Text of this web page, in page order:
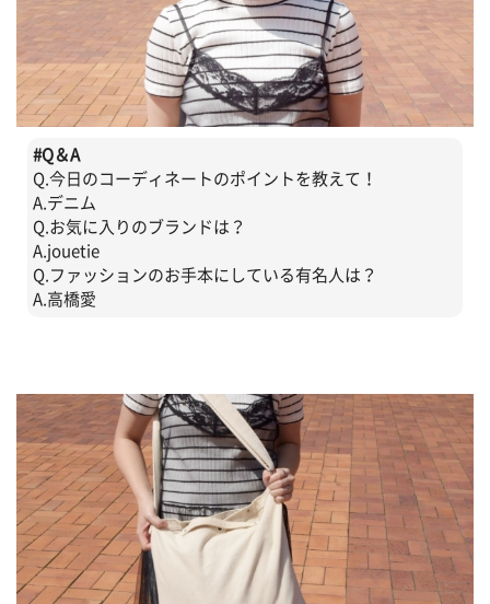
#Q＆A
Q.今日のコーディネートのポイントを教えて！
A.デニム
Q.お気に入りのブランドは？
A.jouetie
Q.ファッションのお手本にしている有名人は？
A.高橋愛